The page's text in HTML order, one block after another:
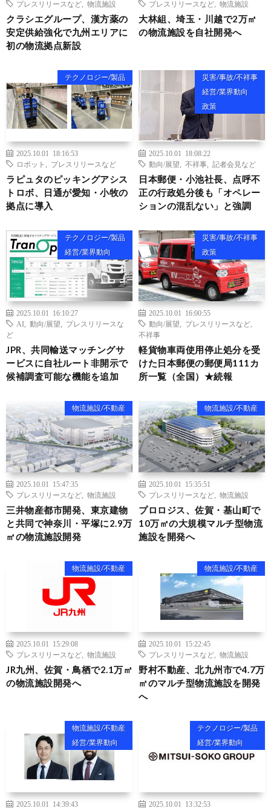
プレスリリースなど
物流施設
クラシエグループ、漢方薬の
安定供給強化で九州エリアに
初の物流拠点新設
プレスリリースなど
物流施設
大林組、埼玉・川越で2万㎡
の物流施設を自社開発へ
テクノロジー/製品
2025.10.01 18:16:53
ロボット
プレスリリースなど
ラピュタのピッキングアシス
トロボ、日通が愛知・小牧の
拠点に導入
災害/事故/不祥事
経営/業界動向
政策
2025.10.01 18:08:22
動向/展望
不祥事 記者会見など
日本郵便・小池社長、点呼不
正の行政処分後も「オペレー
ションの混乱ない」と強調
テクノロジー/製品
経営/業界動向
2025.10.01 16:10:27
AI
動向/展望
プレスリリースな
ど
JPR、共同輸送マッチングサ
ービスに自社ルート非開示で
候補調査可能な機能を追加
災害/事故/不祥事
政策
2025.10.01 16:00:55
動向/展望
プレスリリースなど
不祥事
軽貨物車両使用停止処分を受
けた日本郵便の郵便局111カ
所一覧（全国）★続報
物流施設/不動産
2025.10.01 15:47:35
プレスリリースなど
物流施設
三井物産都市開発、東京建物
と共同で神奈川・平塚に2.9万
㎡の物流施設開発
物流施設/不動産
2025.10.01 15:35:51
プレスリリースなど
物流施設
プロロジス、佐賀・基山町で
10万㎡の大規模マルチ型物流
施設を開発へ
物流施設/不動産
2025.10.01 15:29:08
プレスリリースなど
物流施設
JR九州、佐賀・鳥栖で2.1万㎡
の物流施設開発へ
物流施設/不動産
2025.10.01 15:22:45
プレスリリースなど
物流施設
野村不動産、北九州市で4.7万
㎡のマルチ型物流施設を開発
へ
物流施設/不動産
経営/業界動向
2025.10.01 14:39:43
テクノロジー/製品
経営/業界動向
2025.10.01 13:32:53